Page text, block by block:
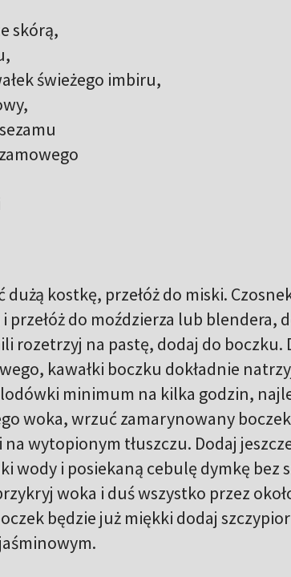
skórą,
świeżego imbiru,
dużą kostkę, przełóż do miski.
przełóż do moździerza lub blendera,
rozetrzyj na pastę, dodaj do boczku.
kawałki boczku dokładnie
minimum na kilka godzin,
woka, wrzuć zamarynowany
wytopionym tłuszczu. Dodaj
wody i posiekaną cebulę dymkę bez
woka i duś wszystko przez
będzie już miękki dodaj